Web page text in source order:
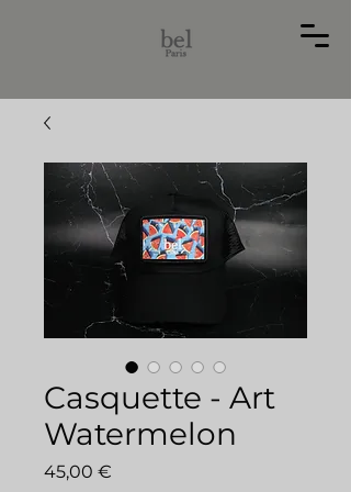
Casquette - Art
Watermelon
45,00 €